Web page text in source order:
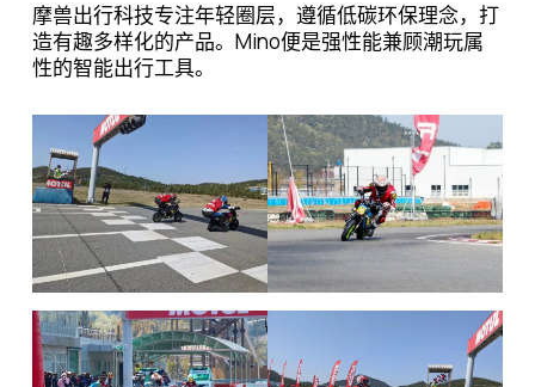
摩兽出行科技专注年轻圈层，遵循低碳环保理念，打
造有趣多样化的产品。Mino便是强性能兼顾潮玩属
性的智能出行工具。